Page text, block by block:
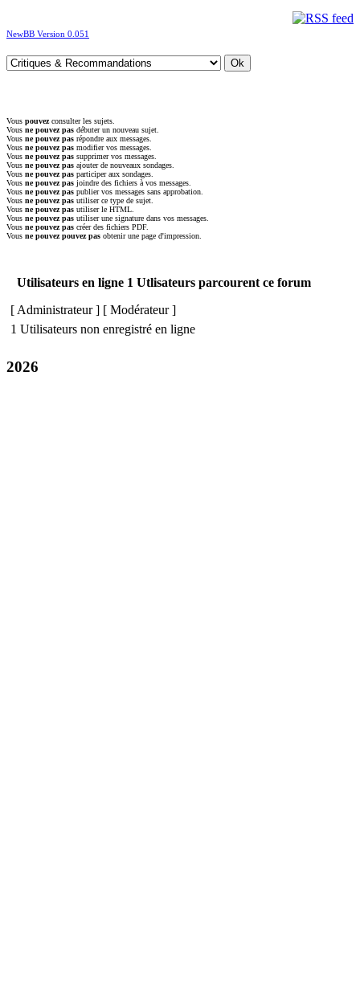
NewBB Version 0.051
Vous pouvezconsulter les sujets.
Vous ne pouvez pas débuter un nouveau sujet.
Vous ne pouvez pas répondre aux messages.
Vous ne pouvez pas modifier vos messages.
Vous ne pouvez pas supprimer vos messages.
Vous ne pouvez pas ajouter de nouveaux sondages.
Vous ne pouvez pas participer aux sondages.
Vous ne pouvez pas joindre des fichiers à vos messages.
Vous ne pouvez pas publier vos messages sans approbation.
Vous ne pouvez pas utiliser ce type de sujet.
Vous ne pouvez pas utiliser le HTML.
Vous ne pouvez pas utiliser une signature dans vos messages.
Vous ne pouvez pas créer des fichiers PDF.
Vous ne pouvez pouvez pas obtenir une page d'impression.
Utilisateurs en ligne 1 Utlisateurs parcourent ce forum
[ Administrateur] [ Modérateur]
1 Utilisateurs non enregistré en ligne
2026